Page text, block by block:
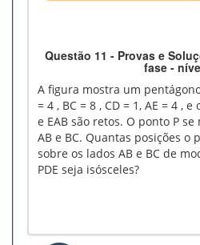
Questão 11 - Provas e
fase -
A figura mostra um
= 4 , BC = 8 , CD = 1, AE = 4 ,
e EAB são retos. O ponto P
AB e BC. Quantas posições o
sobre os lados AB e BC de
PDE seja isósceles?